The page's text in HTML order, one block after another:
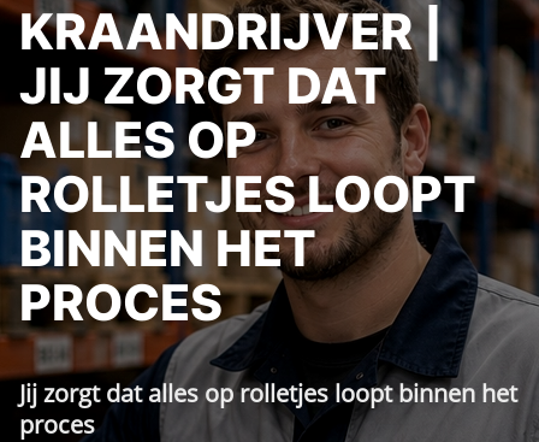
KRAANDRIJVER |
JIJ ZORGT DAT
ALLES OP
ROLLETJES LOOPT
BINNEN HET
PROCES
Jij zorgt dat alles op rolletjes loopt binnen het
proces